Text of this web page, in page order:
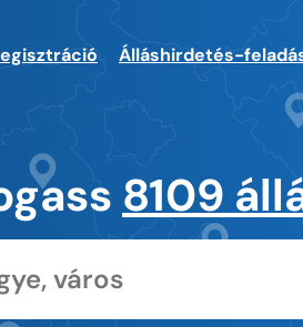
Álláshirdetés-
8109